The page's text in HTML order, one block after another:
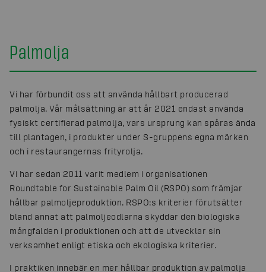
Palmolja
Vi har förbundit oss att använda hållbart producerad
palmolja. Vår målsättning är att år 2021 endast använda
fysiskt certifierad palmolja, vars ursprung kan spåras ända
till plantagen, i produkter under S-gruppens egna märken
och i restaurangernas frityrolja.
Vi har sedan 2011 varit medlem i organisationen
Roundtable for Sustainable Palm Oil (RSPO) som främjar
hållbar palmoljeproduktion. RSPO:s kriterier förutsätter
bland annat att palmoljeodlarna skyddar den biologiska
mångfalden i produktionen och att de utvecklar sin
verksamhet enligt etiska och ekologiska kriterier.
I praktiken innebär en mer hållbar produktion av palmolja